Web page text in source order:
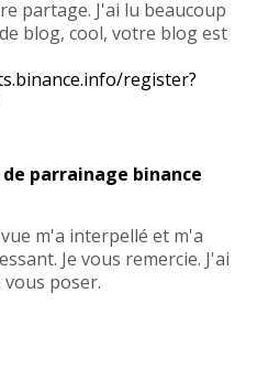
partage. J'ai lu beaucoup
blog, cool, votre blog est
register?
parrainage binance
m'a interpellé et m'a
Je vous remercie. J'ai
poser.